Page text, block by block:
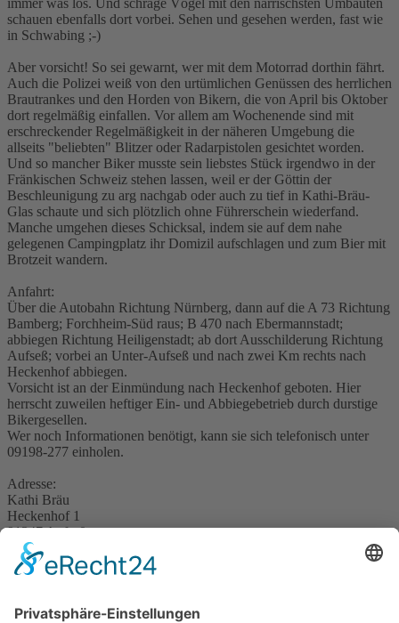
schauen ebenfalls dort vorbei. Sehen und gesehen werden, fast wie
in Schwabing ;-)
Aber vorsicht! So sei gewarnt, wer mit dem Motorrad dorthin fährt.
Auch die Polizei weiß von den urtümlichen Genüssen des herrlichen
Brautrankes und den Horden von Bikern, die von April bis Oktober
dort regelmäßig einfallen. Vor allem am Wochenende sind mit
erschreckender Regelmäßigkeit in der näheren Umgebung die
allseits "beliebten" Blitzer oder Radarpistolen gesichtet worden.
Und so mancher Biker musste sein liebstes Stück irgendwo in der
Fränkischen Schweiz stehen lassen, weil er der Göttin der
Beschleunigung zu arg nachgab oder auch zu tief in Kathi-Bräu-
Glas schaute und sich plötzlich ohne Führerschein wiederfand.
Manche umgehen dieses Schicksal, indem sie auf dem nahe
gelegenen Campingplatz ihr Domizil aufschlagen und zum Bier mit
Brotzeit wandern.
Anfahrt:
Über die Autobahn Richtung Nürnberg, dann auf die A 73 Richtung
Bamberg; Forchheim-Süd raus; B 470 nach Ebermannstadt;
abbiegen Richtung Heiligenstadt; ab dort Ausschilderung Richtung
Aufseß; vorbei an Unter-Aufseß und nach zwei Km rechts nach
Heckenhof abbiegen.
Vorsicht ist an der Einmündung nach Heckenhof geboten. Hier
herrscht zuweilen heftiger Ein- und Abbiegebetrieb durch durstige
Bikergesellen.
Wer noch Informationen benötigt, kann sie sich telefonisch unter
09198-277 einholen.
Adresse:
Kathi Bräu
Heckenhof 1
91347 Aufseß
So wünsche ich nun viel Spaß. Vielleicht treffen wir uns mal dort.
Mich zieht's halt auch immer wieder dorthin ;-)
kathi_01 kathi_02